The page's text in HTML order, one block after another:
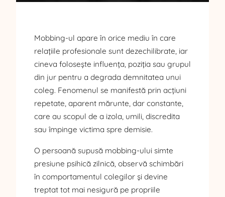
Mobbing-ul apare în orice mediu în care
relațiile profesionale sunt dezechilibrate, iar
cineva folosește influența, poziția sau grupul
din jur pentru a degrada demnitatea unui
coleg. Fenomenul se manifestă prin acțiuni
repetate, aparent mărunte, dar constante,
care au scopul de a izola, umili, discredita
sau împinge victima spre demisie.
O persoană supusă mobbing-ului simte
presiune psihică zilnică, observă schimbări
în comportamentul colegilor și devine
treptat tot mai nesigură pe propriile